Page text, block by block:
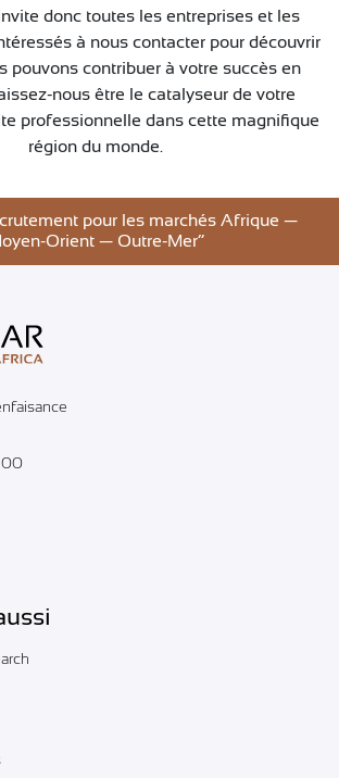
donc toutes les entreprises et les
à nous contacter pour découvrir
pouvons contribuer à votre succès en
nous être le catalyseur de votre
professionnelle dans cette magnifique
région du monde.
pour les marchés Afrique —
Orient — Outre-Mer”
00